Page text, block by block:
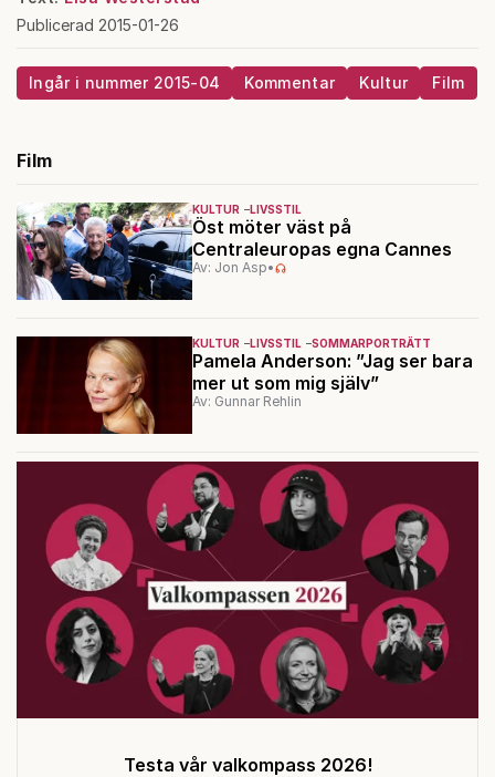
Publicerad 2015-01-26
Ingår i nummer 2015-04 Kommentar Kultur Film
Film
KULTUR LIVSSTIL
Öst möter väst på
Centraleuropas egna Cannes
Av: Jon Asp•
KULTUR LIVSSTIL SOMMARPORTRÄTT
Pamela Anderson: ”Jag ser bara
mer ut som mig själv”
Av: Gunnar Rehlin
Testa vår valkompass 2026!